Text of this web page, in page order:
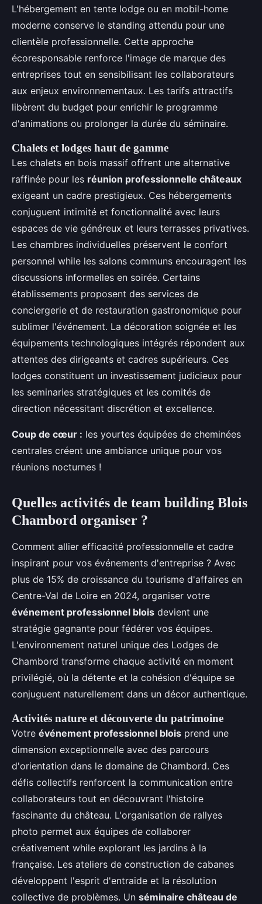
L'hébergement en tente lodge ou en mobil-home
moderne conserve le standing attendu pour une
clientèle professionnelle. Cette approche
écoresponsable renforce l'image de marque des
entreprises tout en sensibilisant les collaborateurs
aux enjeux environnementaux. Les tarifs attractifs
libèrent du budget pour enrichir le programme
d'animations ou prolonger la durée du séminaire.
Chalets et lodges haut de gamme
Les chalets en bois massif offrent une alternative
raffinée pour les réunion professionnelle châteaux
exigeant un cadre prestigieux. Ces hébergements
conjuguent intimité et fonctionnalité avec leurs
espaces de vie généreux et leurs terrasses privatives.
Les chambres individuelles préservent le confort
personnel while les salons communs encouragent les
discussions informelles en soirée. Certains
établissements proposent des services de
conciergerie et de restauration gastronomique pour
sublimer l'événement. La décoration soignée et les
équipements technologiques intégrés répondent aux
attentes des dirigeants et cadres supérieurs. Ces
lodges constituent un investissement judicieux pour
les seminaries stratégiques et les comités de
direction nécessitant discrétion et excellence.
Coup de cœur : les yourtes équipées de cheminées
centrales créent une ambiance unique pour vos
réunions nocturnes !
Quelles activités de team building Blois
Chambord organiser ?
Comment allier efficacité professionnelle et cadre
inspirant pour vos événements d'entreprise ? Avec
plus de 15% de croissance du tourisme d'affaires en
Centre-Val de Loire en 2024, organiser votre
événement professionnel blois devient une
stratégie gagnante pour fédérer vos équipes.
L'environnement naturel unique des Lodges de
Chambord transforme chaque activité en moment
privilégié, où la détente et la cohésion d'équipe se
conjuguent naturellement dans un décor authentique.
Activités nature et découverte du patrimoine
Votre événement professionnel blois prend une
dimension exceptionnelle avec des parcours
d'orientation dans le domaine de Chambord. Ces
défis collectifs renforcent la communication entre
collaborateurs tout en découvrant l'histoire
fascinante du château. L'organisation de rallyes
photo permet aux équipes de collaborer
créativement while explorant les jardins à la
française. Les ateliers de construction de cabanes
développent l'esprit d'entraide et la résolution
collective de problèmes. Un séminaire château de